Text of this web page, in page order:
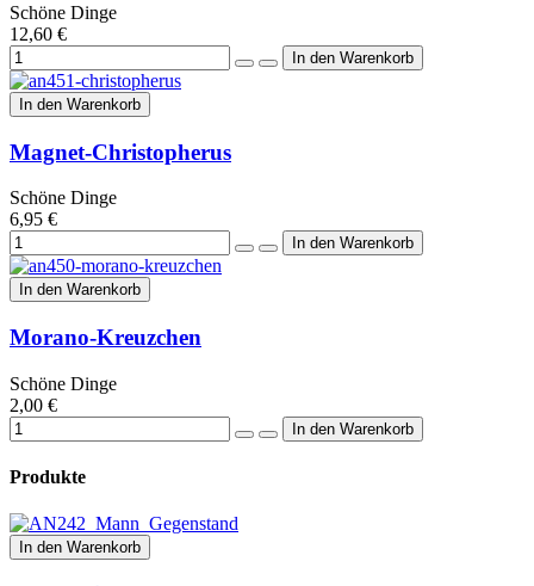
Schöne Dinge
12,60 €
In den Warenkorb
Magnet-Christopherus
Schöne Dinge
6,95 €
In den Warenkorb
Morano-Kreuzchen
Schöne Dinge
2,00 €
Produkte
In den Warenkorb